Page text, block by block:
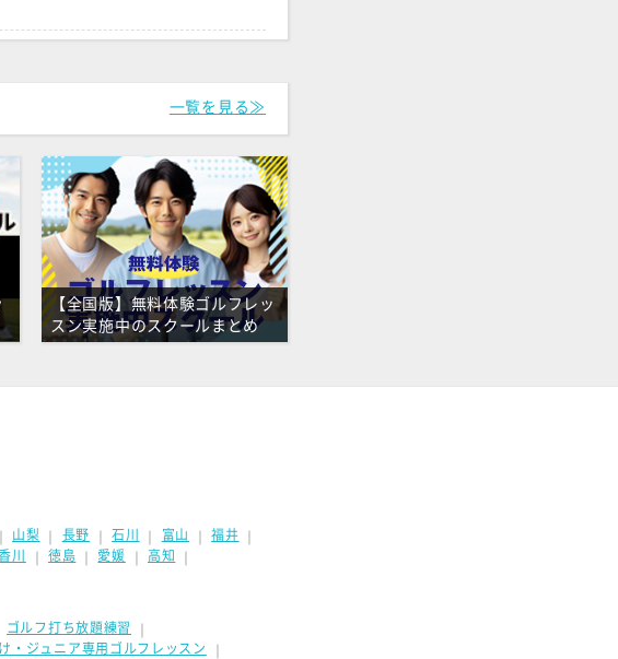
を更新しました。
を更新しました。
一覧を見る≫
【全国版】無料体験ゴルフレッ
スン実施中のスクールまとめ
山梨 長野 ｜石川 富山 ｜福井
川 徳島 愛媛 高知
ゴルフ打ち放題練習
・ジュニア専用ゴルフレッスン